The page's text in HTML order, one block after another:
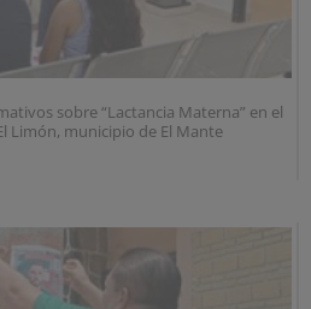
sobre “Lactancia Materna” en el
Limón, municipio de El Mante